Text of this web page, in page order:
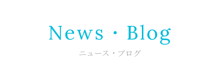
News・Blog
ニュース・ブログ